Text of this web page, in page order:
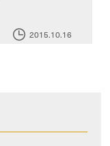
2015.10.16